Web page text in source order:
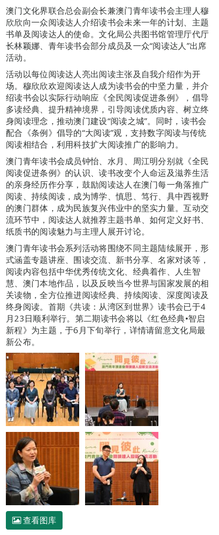
澳门文化界联合总会副会长兼澳门青年读书会主理人穆
欣欣向一众阅读达人介绍读书会未来一年的计划、主题
书单及阅读达人的使命。文化局公共图书馆管理厅代厅
长林颖娜、青年读书会部分成员及一众“阅读达人”出席
活动。
活动以每位阅读达人亮出阅读主张及自我介绍作为开
场。穆欣欣欢迎阅读达人成为读书会的中坚力量，并介
绍读书会以实际行动响应《全民阅读促进条例》，倡导
多读经典、提升精神境界，引导阅读优质内容、树立终
身阅读理念，推动澳门建设“阅读之城”。同时，读书会
配合《条例》倡导的“大阅读”观，支持数字阅读与传统
阅读相结合，利用科技扩大阅读推广的影响力。
澳门青年读书会成员钟怡、水月、周江明分别就《全民
阅读促进条例》的认识、读书改变个人命运及滋养生活
的亲身经历作分享，鼓励阅读达人在澳门每一角落推广
阅读、持续阅读，成为博学、慎思、笃行、具中西视野
的澳门群体，成为民族复兴伟业中的坚实力量。互动交
流环节中，阅读达人就推荐主题书单、如何定义好书、
纸质书的阅读魅力与主理人展开讨论。
澳门青年读书会系列活动将围绕不同主题陆续展开，形
式涵盖专题讲座、围读交流、新书分享、名家对谈等，
阅读内容包括中华优秀传统文化、经典着作、人生智
慧、澳门本地作品，以及反映当今世界与国家发展的相
关读物，全方位推进阅读经典、持续阅读、深度阅读及
终身阅读。首期《共读：从湾区到世界》读书会已于4
月23日顺利举行。第二期读书会将以《红色经典•智启
新程》为主题，于6月下旬举行，详情请留意文化局最
新公布。
查看图库